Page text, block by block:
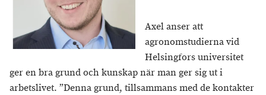
Axel anser att
agronomstudierna vid
Helsingfors universitet
ger en bra grund och kunskap när man ger sig ut i
arbetslivet. ”Denna grund, tillsammans med de kontakter